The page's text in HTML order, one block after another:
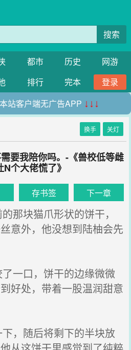
搜索
都市 历史
网游
排行 完本
登录
站客户端无广告APP ↓↓↓
换手 关灯
要我陪你吗。-《兽校低等雌
个大佬慌了》
存书签 下一章
那块猫爪形状的饼干，
意外，他没想到陆柚会先
一口，饼干的边缘微微
好处，带着一股温润甜意
，随后将剩下的半块放